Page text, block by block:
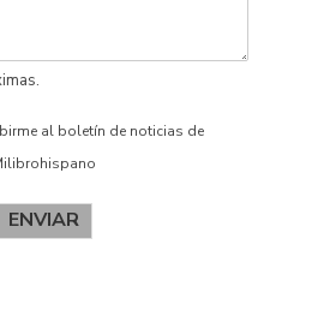
al boletín de noticias de
ENVIAR